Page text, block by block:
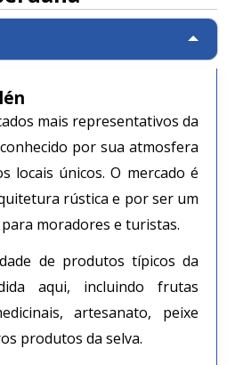
mais representativos da
por sua atmosfera
locais únicos. O mercado é
rústica e por ser um
moradores e turistas.
de produtos típicos da
aqui, incluindo frutas
artesanato, peixe
produtos da selva.